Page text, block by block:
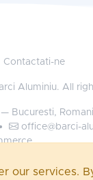
Contactati-ne
Aluminiu. All
— Bucuresti,
office@barci-
our services.